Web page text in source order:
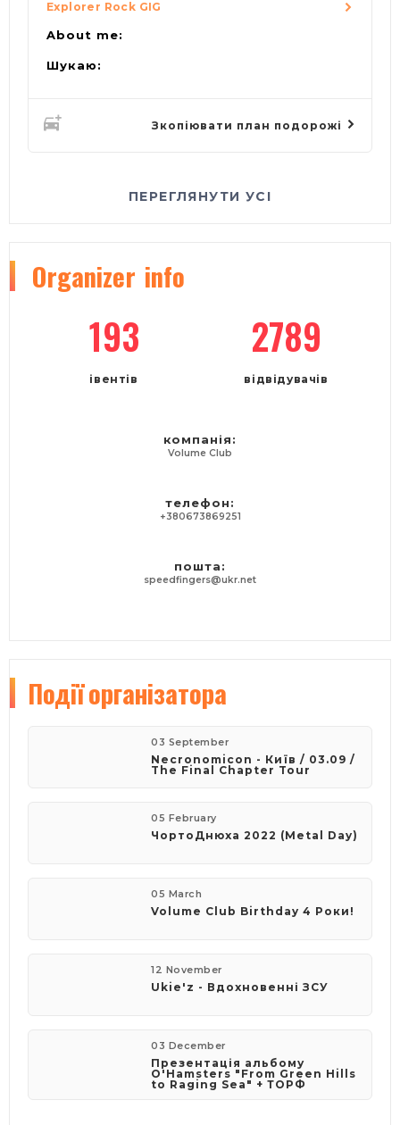
Explorer Rock GIG
About me:
Шукаю:
Зкопіювати план подорожі
ПЕРЕГЛЯНУТИ УСІ
Organizer info
193
івентів
2789
відвідувачів
компанія:
Volume Club
телефон:
+380673869251
пошта:
speedfingers@ukr.net
Подіїорганізатора
03 September
Necronomicon - Київ / 03.09 /
The Final Chapter Tour
05 February
​ЧортоДнюха 2022 (Metal Day)
05 March
Volume Club Birthday 4 Роки!
12 November
Ukie'z - Вдохновенні ЗСУ
03 December
Презентація альбому
O'Hamsters "From Green Hills
to Raging Sea" + ТОРФ